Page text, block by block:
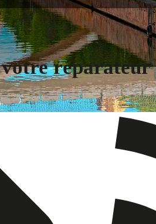
réparateur